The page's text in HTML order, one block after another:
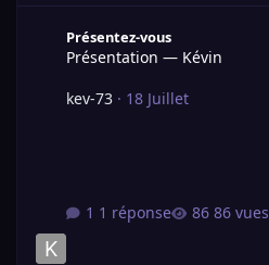
Présentez-vous
Présentation — Kévin
kev-73· 18 Juillet
1 réponse 86 vues